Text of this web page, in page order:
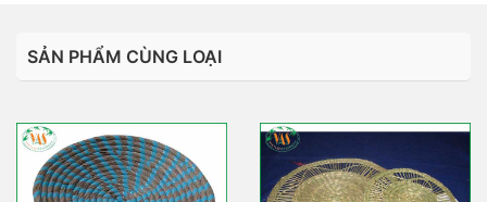
SẢN PHẨM CÙNG LOẠI